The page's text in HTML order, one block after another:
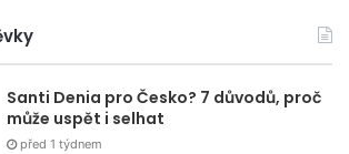
Santi Denia pro Česko? 7 důvodů, proč
může uspět i selhat
před 1 týdnem